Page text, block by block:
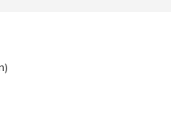
5 Sternen